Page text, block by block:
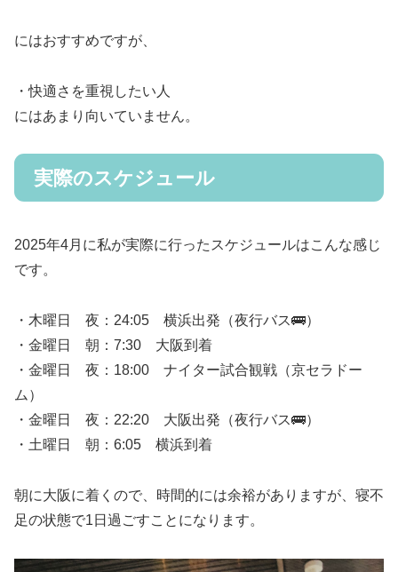
にはおすすめですが、
・快適さを重視したい人
にはあまり向いていません。
実際のスケジュール
2025年4月に私が実際に行ったスケジュールはこんな感じ
です。
・木曜日 夜：24:05 横浜出発（夜行バス🚌）
・金曜日 朝：7:30 大阪到着
・金曜日 夜：18:00 ナイター試合観戦（京セラドー
ム）
・金曜日 夜：22:20 大阪出発（夜行バス🚌）
・土曜日 朝：6:05 横浜到着
朝に大阪に着くので、時間的には余裕がありますが、寝不
足の状態で1日過ごすことになります。